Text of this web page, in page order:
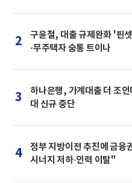
2
구윤철, 대출 규제완화 '핀
·무주택자 숨통 트이나
3
하나은행, 가계대출 더 조
대 신규 중단
4
정부 지방이전 추진에 금융
시너지 저하·인력 이탈"